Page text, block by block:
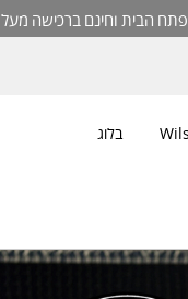
הבית וחינם ברכישה מעל 449 ₪
בלוג